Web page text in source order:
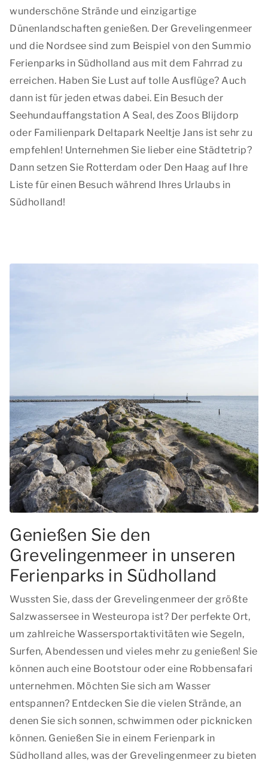
wunderschöne Strände und einzigartige
Dünenlandschaften genießen. Der Grevelingenmeer
und die Nordsee sind zum Beispiel von den Summio
Ferienparks in Südholland aus mit dem Fahrrad zu
erreichen. Haben Sie Lust auf tolle Ausflüge? Auch
dann ist für jeden etwas dabei. Ein Besuch der
Seehundauffangstation A Seal, des Zoos Blijdorp
oder Familienpark Deltapark Neeltje Jans ist sehr zu
empfehlen! Unternehmen Sie lieber eine Städtetrip?
Dann setzen Sie Rotterdam oder Den Haag auf Ihre
Liste für einen Besuch während Ihres Urlaubs in
Südholland!
Genießen Sie den
Grevelingenmeer in unseren
Ferienparks in Südholland
Wussten Sie, dass der Grevelingenmeer der größte
Salzwassersee in Westeuropa ist? Der perfekte Ort,
um zahlreiche Wassersportaktivitäten wie Segeln,
Surfen, Abendessen und vieles mehr zu genießen! Sie
können auch eine Bootstour oder eine Robbensafari
unternehmen. Möchten Sie sich am Wasser
entspannen? Entdecken Sie die vielen Strände, an
denen Sie sich sonnen, schwimmen oder picknicken
können. Genießen Sie in einem Ferienpark in
Südholland alles, was der Grevelingenmeer zu bieten